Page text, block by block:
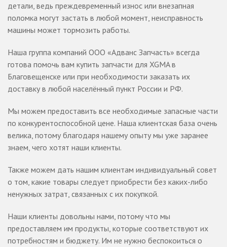
детали, ведь преждевременный износ или внезапная
поломка могут застать в любой момент, неисправность
машины может тормозить работы.
Наша группа компаний ООО «Адванс Запчасть» всегда
готова помочь вам купить запчасти для XGMA в
Благовещенске или при необходимости заказать их
доставку в любой населённый пункт России и РФ.
Мы можем предоставить все необходимые запасные части
по конкурентоспособной цене. Наша клиентская база очень
велика, потому благодаря нашему опыту мы уже заранее
знаем, чего хотят наши клиенты.
Также можем дать нашим клиентам индивидуальный совет
о том, какие товары следует приобрести без каких-либо
ненужных затрат, связанных с их покупкой.
Наши клиенты довольны нами, потому что мы
предоставляем им продукты, которые соответствуют их
потребностям и бюджету. Им не нужно беспокоиться о